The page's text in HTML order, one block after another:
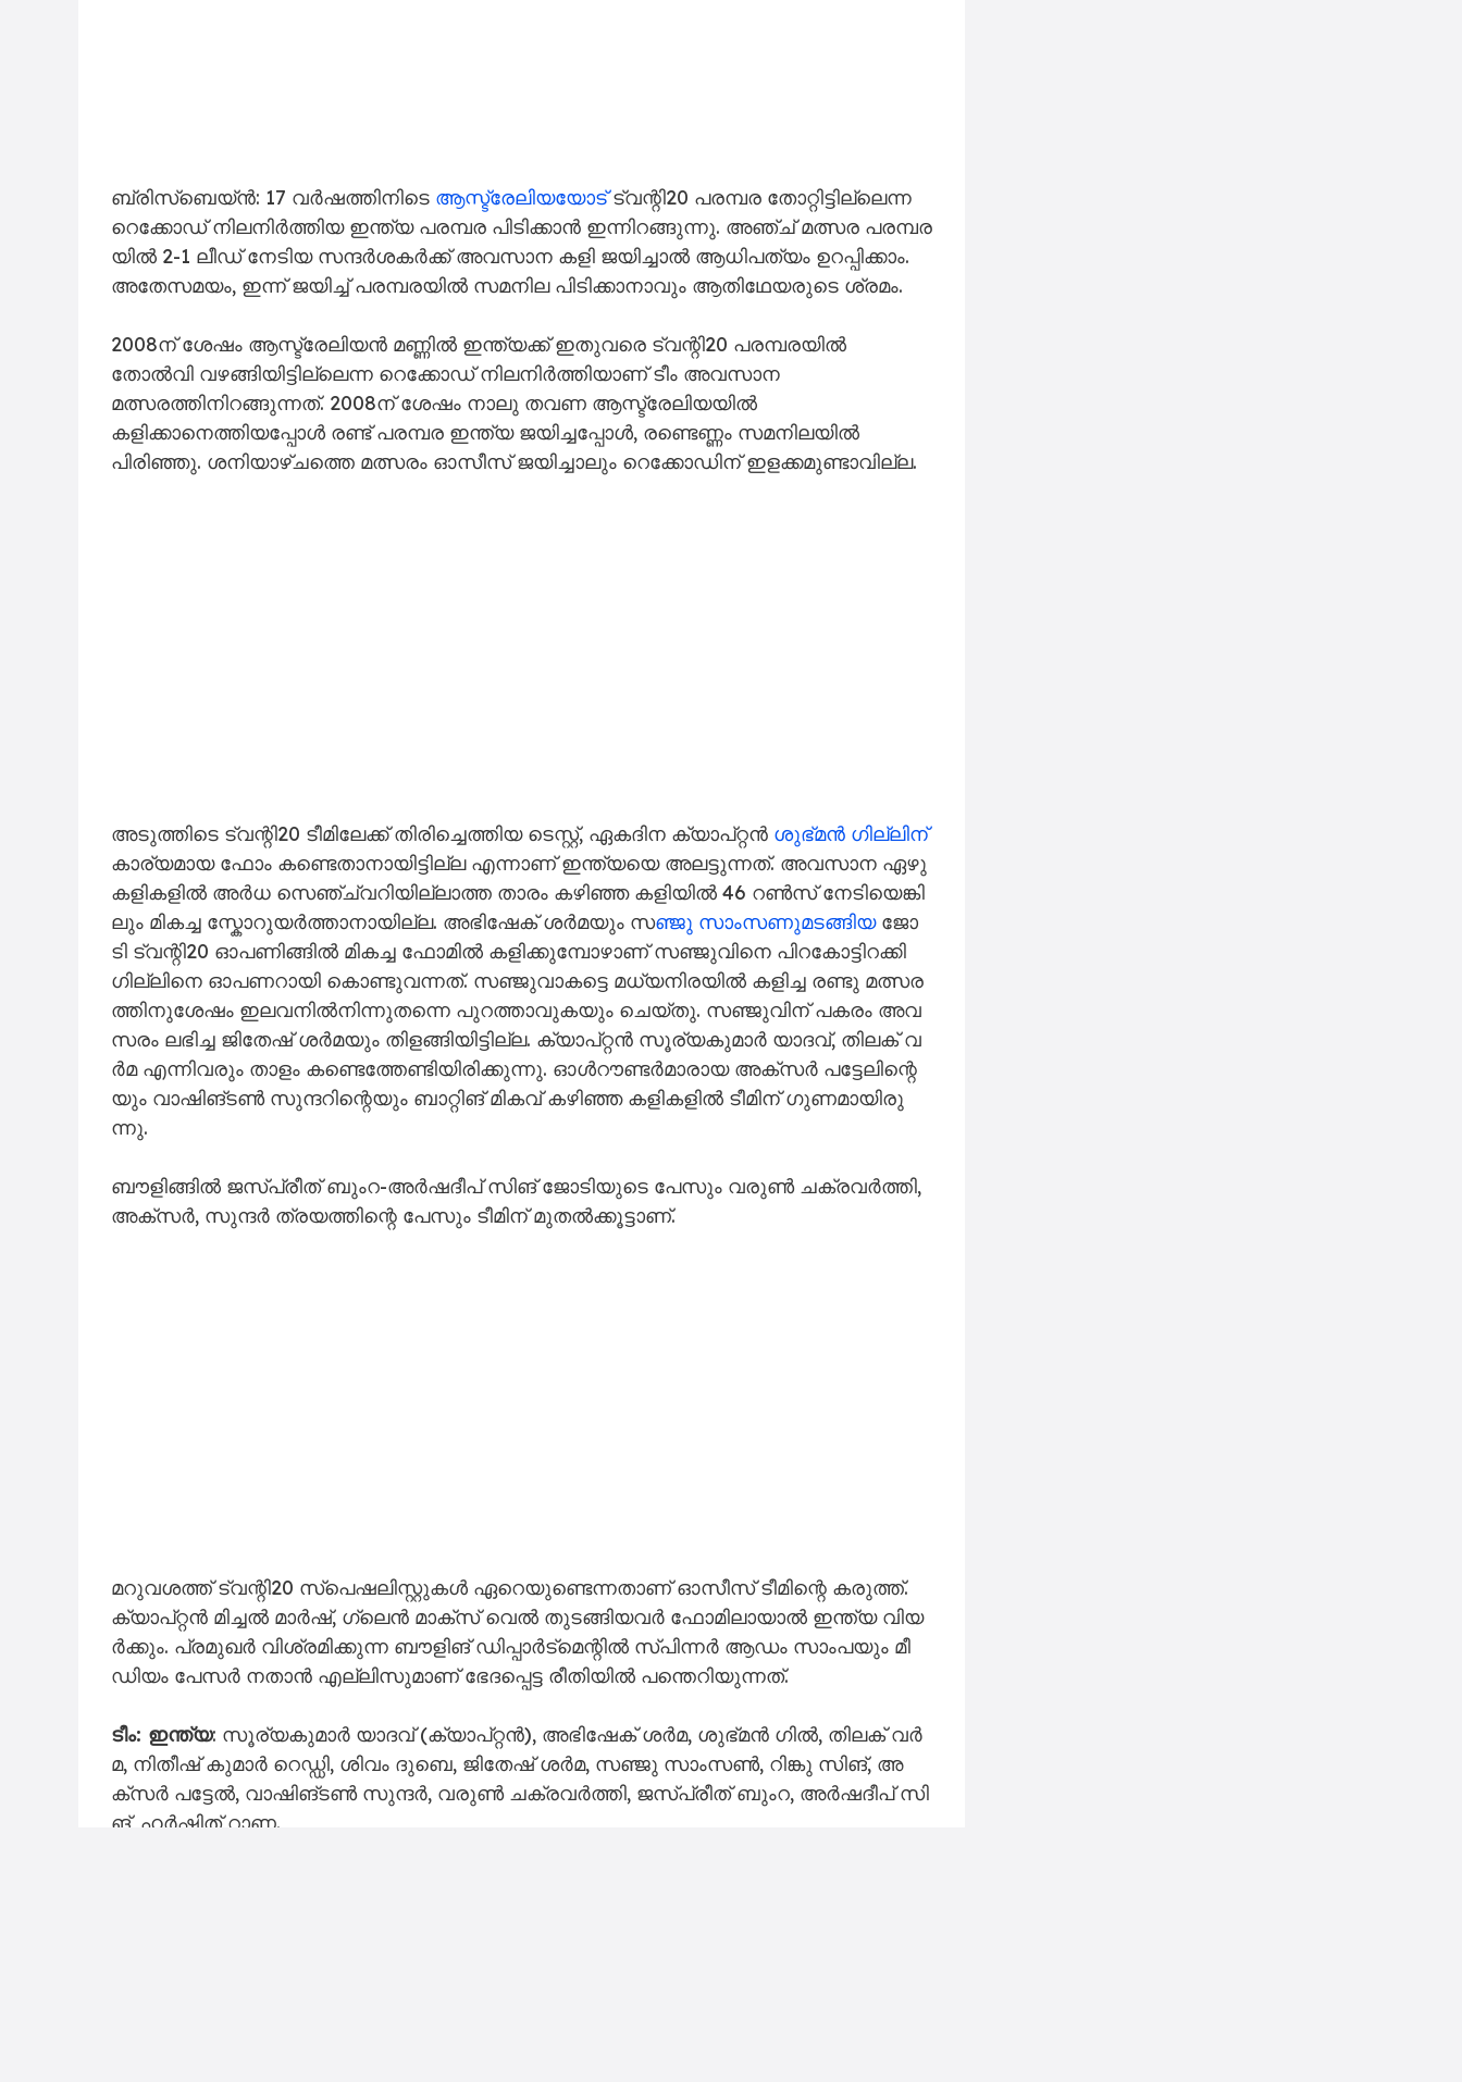
ബ്രി​സ്ബെ​യ്ൻ: 17 വ​ർ​ഷ​ത്തി​നി​ടെ ആ​സ്ട്രേ​ലി​യ​യോ​ട്ട്വ​ന്റി20 പ​ര​മ്പ​ര തോ​റ്റി​ട്ടി​ല്ലെ​ന്ന
റെ​ക്കോ​ഡ് നി​ല​നി​ർ​ത്തി​യ ഇ​ന്ത്യ പ​ര​മ്പ​ര പി​ടി​ക്കാ​ൻ ഇ​ന്നി​റ​ങ്ങു​ന്നു. അ​ഞ്ച് മ​ത്സ​ര പ​ര​മ്പ​ര​
യി​ൽ 2-1 ലീ​ഡ് നേ​ടി​യ സ​ന്ദ​ർ​ശ​ക​ർ​ക്ക് അ​വ​സാ​ന ക​ളി ജ​യി​ച്ചാ​ൽ ആ​ധി​പ​ത്യം ഉ​റ​പ്പി​ക്കാം.
അ​തേ​സ​മ​യം, ഇ​ന്ന് ജ​യി​ച്ച് പ​ര​മ്പ​ര​യി​ൽ സ​മ​നി​ല പി​ടി​ക്കാ​നാ​വും ആ​തി​ഥേ​യ​രു​ടെ ശ്ര​മം.
2008ന് ശേഷം ആസ്ട്രേലിയൻ മണ്ണിൽ ഇന്ത്യക്ക് ഇതുവരെ ട്വന്റി20 പരമ്പരയിൽ
തോൽവി വഴങ്ങിയിട്ടില്ലെന്ന റെക്കോഡ് നിലനിർത്തിയാണ് ടീം അവസാന
മത്സരത്തിനിറങ്ങുന്നത്. 2008ന് ശേഷം നാലു തവണ ആസ്ട്രേലിയയിൽ
കളിക്കാനെത്തിയപ്പോൾ രണ്ട് പരമ്പര ഇന്ത്യ ജയിച്ചപ്പോൾ, രണ്ടെണ്ണം സമനിലയിൽ
പിരിഞ്ഞു. ശനിയാഴ്ചത്തെ മത്സരം ഓസീസ് ജയിച്ചാലും റെക്കോഡിന് ഇളക്കമുണ്ടാവില്ല.
അ​ടു​ത്തി​ടെ ട്വ​ന്റി20 ടീ​മി​ലേ​ക്ക് തി​രി​ച്ചെ​ത്തി​യ ടെ​സ്റ്റ്, ഏ​ക​ദി​ന ക്യാ​പ്റ്റ​​ൻ ശു​ഭ്മ​ൻ ഗി​ല്ലി​ന്
കാ​ര്യ​മാ​യ ഫോം ​ക​ണ്ടെ​താ​നാ​യി​ട്ടി​ല്ല എന്നാണ് ഇന്ത്യയെ അലട്ടുന്നത്. അ​വ​സാ​ന ഏ​ഴു
ക​ളി​ക​ളി​ൽ അ​ർ​ധ സെ​ഞ്ച്വ​റി​യി​ല്ലാ​ത്ത താ​രം ക​ഴി​ഞ്ഞ ക​ളി​യി​ൽ 46 റ​ൺ​സ് നേ​ടി​യെ​ങ്കി​
ലും മി​ക​ച്ച സ്കോ​റു​യ​ർ​ത്താ​നാ​യി​ല്ല. അ​ഭി​ഷേ​ക് ശ​ർ​മ​യും സ​ഞ്ജു സാം​സ​ണു​മ​ട​ങ്ങി​യജോ​
ടി ട്വ​ന്റി20 ഓ​പ​ണി​ങ്ങി​ൽ മി​ക​ച്ച ഫോ​മി​ൽ ക​ളി​ക്കു​മ്പോ​ഴാ​ണ് സ​ഞ്ജു​വി​നെ പി​റ​കോ​ട്ടി​റ​ക്കി
ഗി​ല്ലി​നെ ഓ​പ​ണ​റാ​യി കൊ​ണ്ടു​വ​ന്ന​ത്. സ​ഞ്ജു​വാ​ക​ട്ടെ മ​ധ്യ​നി​ര​യി​ൽ ക​ളി​ച്ച ര​ണ്ടു മ​ത്സ​ര​
ത്തി​നു​ശേ​ഷം ഇ​ല​വ​നി​ൽ​നി​ന്നു​ത​ന്നെ പു​റ​ത്താ​വു​ക​യും ചെ​യ്തു. സ​ഞ്ജു​വി​ന് പ​ക​രം അ​വ​
സ​രം ല​ഭി​ച്ച ജി​തേ​ഷ് ശ​ർ​മ​യും തി​ള​ങ്ങി​യി​ട്ടി​ല്ല. ക്യാ​പ്റ്റ​ൻ സൂ​ര്യ​കു​മാ​ർ യാ​ദ​വ്, തി​ല​ക് വ​
ർ​മ എ​ന്നി​വ​രും താ​ളം ക​ണ്ടെ​ത്തേ​ണ്ടി​യി​രി​ക്കു​ന്നു. ഓ​ൾ​റൗ​ണ്ട​ർ​മാ​രാ​യ അ​ക്സ​ർ പ​ട്ടേ​ലി​ന്റെ​
യും വാ​ഷി​ങ്ട​ൺ സു​ന്ദ​റി​ന്റെ​യും ബാ​റ്റി​ങ് മി​ക​വ് ക​ഴി​ഞ്ഞ ക​ളി​ക​ളി​ൽ ടീ​മി​ന് ഗു​ണ​മാ​യി​രു​
ന്നു.
ബൗ​ളി​ങ്ങി​ൽ ജ​സ്പ്രീ​ത് ബും​റ-​അ​ർ​ഷ​ദീ​പ് സി​ങ് ജോ​ടി​യു​ടെ ​പേ​സും വ​രു​ൺ ച​ക്ര​വ​ർ​ത്തി,
അ​ക്സ​ർ, സു​ന്ദ​ർ ത്ര​യ​ത്തി​​ന്റെ പേ​സും ടീ​മി​ന് മു​ത​ൽ​ക്കൂ​ട്ടാ​ണ്.
മ​റു​വ​ശ​ത്ത് ട്വ​ന്റി20 സ്​​പെ​ഷ​ലി​സ്റ്റു​ക​ൾ ഏ​റെ​യു​ണ്ടെ​ന്ന​താ​ണ് ഓ​സീ​സ് ടീ​മി​ന്റെ ക​രു​ത്ത്.
ക്യാ​പ്റ്റ​ൻ മി​ച്ച​ൽ മാ​ർ​ഷ്, ഗ്ലെ​ൻ മാ​ക്സ് വെ​ൽ തു​ട​ങ്ങി​യ​വ​ർ ഫോ​മി​ലാ​യാ​ൽ ഇ​ന്ത്യ വി​യ​
ർ​ക്കും. പ്ര​മു​ഖ​ർ വി​ശ്ര​മി​ക്കു​ന്ന ബൗ​ളി​ങ് ഡി​പ്പാ​ർ​ട്മെ​ന്റി​ൽ സ്പി​ന്ന​ർ ആ​ഡം സാം​പ​യും മീ​
ഡി​യം പേ​സ​ർ ന​താ​ൻ എ​ല്ലി​സു​മാ​ണ് ഭേ​ദ​പ്പെ​ട്ട രീ​തി​യി​ൽ പ​ന്തെ​റി​യു​ന്ന​ത്.
ടീം: ​ഇ​ന്ത്യ: സൂ​ര്യ​കു​മാ​ർ യാ​ദ​വ് (ക്യാ​പ്റ്റ​ൻ), അ​ഭി​​ഷേ​ക് ശ​ർ​മ, ശു​ഭ്മ​ൻ ഗി​ൽ, തി​ല​ക് വ​ർ​
മ, നി​തീ​ഷ് കു​മാ​ർ റെ​ഡ്ഡി, ശി​വം ദു​ബെ, ജി​തേ​ഷ് ശ​ർ​മ, സ​ഞ്ജു സാം​സ​ൺ, റി​ങ്കു സി​ങ്, അ​
ക്സ​ർ പ​ട്ടേ​ൽ, വാ​ഷി​ങ്ട​ൺ സു​ന്ദ​ർ, വ​രു​ൺ ച​ക്ര​വ​ർ​ത്തി, ജ​സ്പ്രീ​ത് ബും​റ, അ​ർ​ഷ​ദീ​പ് സി​
ങ്, ഹ​ർ​ഷി​ത് റാ​ണ.